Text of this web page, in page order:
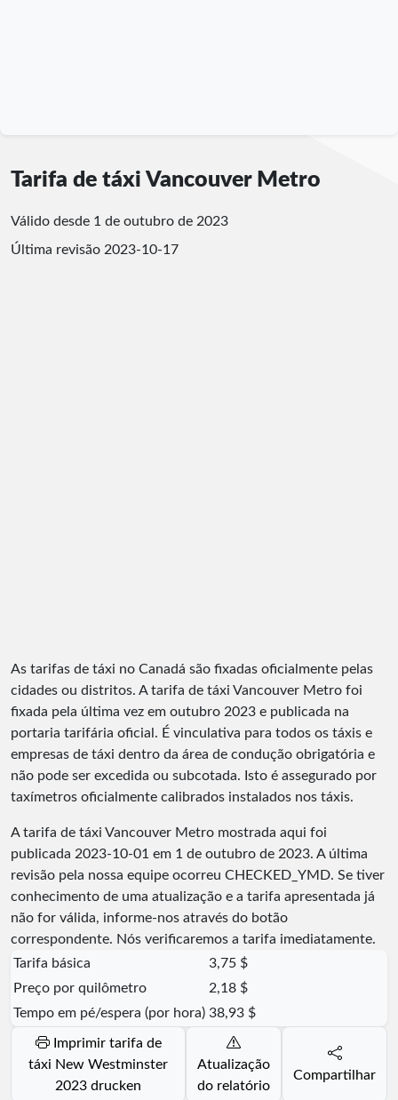
Tarifa de táxi Vancouver Metro
Válido desde 1 de outubro de 2023
Última revisão 2023-10-17
As tarifas de táxi no Canadá são fixadas oficialmente pelas
cidades ou distritos. A tarifa de táxi Vancouver Metro foi
fixada pela última vez em outubro 2023 e publicada na
portaria tarifária oficial. É vinculativa para todos os táxis e
empresas de táxi dentro da área de condução obrigatória e
não pode ser excedida ou subcotada. Isto é assegurado por
taxímetros oficialmente calibrados instalados nos táxis.
A tarifa de táxi Vancouver Metro mostrada aqui foi
publicada 2023-10-01 em 1 de outubro de 2023. A última
revisão pela nossa equipe ocorreu CHECKED_YMD. Se tiver
conhecimento de uma atualização e a tarifa apresentada já
não for válida, informe-nos através do botão
correspondente. Nós verificaremos a tarifa imediatamente.
Tarifa básica
3,75 $
Preço por quilômetro
2,18 $
Tempo em pé/espera (por hora) 38,93 $
Imprimir tarifa de
táxi New Westminster
2023 drucken
Atualização
do relatório
Compartilhar